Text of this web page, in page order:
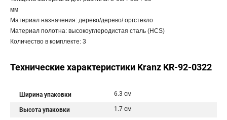
мм
Материал назначения: дерево/дерево/ оргстекло
Материал полотна: высокоуглеродистая сталь (HCS)
Количество в комплекте: 3
Технические характеристики Kranz KR-92-0322
Ширина упаковки 6.3 см
Высота упаковки 1.7 см